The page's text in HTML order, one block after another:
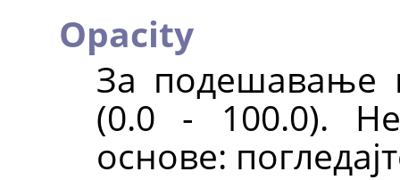
Opacity
За подешавање
(0.0 - 100.0).
основе: